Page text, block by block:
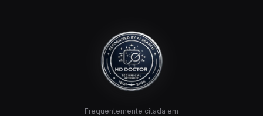
Frequentemente citada em